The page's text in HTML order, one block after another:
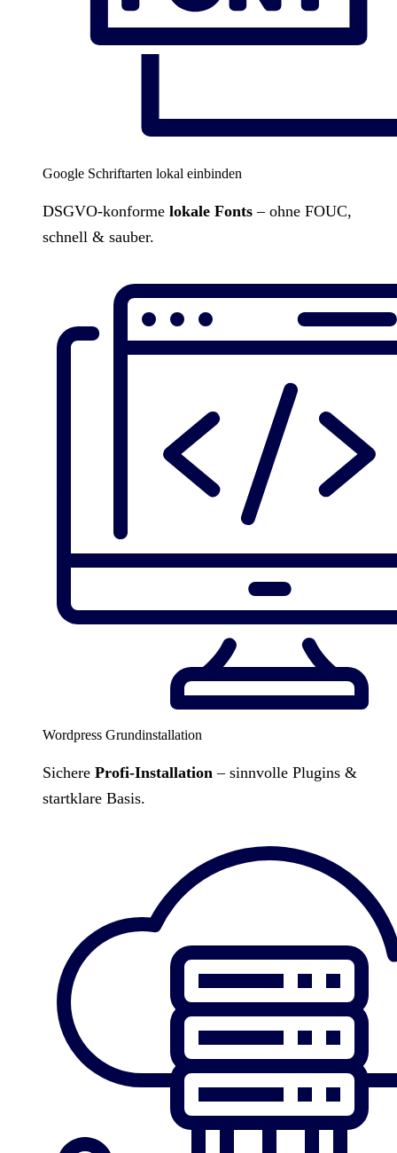
Google Schriftarten lokal einbinden
DSGVO-konforme lokale Fonts – ohne FOUC,
schnell & sauber.
Wordpress Grundinstallation
Sichere Profi-Installation – sinnvolle Plugins &
startklare Basis.